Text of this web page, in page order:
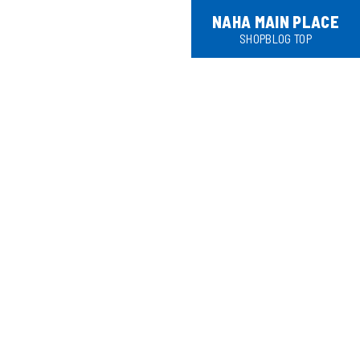
NAHA MAIN PLACE
SHOPBLOG TOP